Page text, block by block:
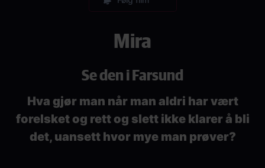
Mira
Se den i Farsund
Hva gjør man når man aldri har vært
forelsket og rett og slett ikke klarer å bli
det, uansett hvor mye man prøver?